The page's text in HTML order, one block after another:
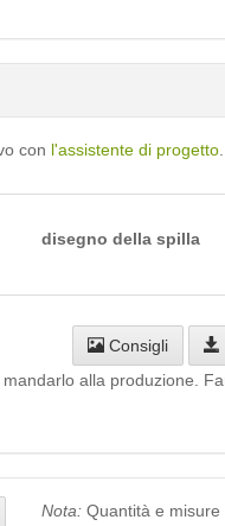
con l'assistente di progetto.
disegno della spilla
Consigli
alla produzione.
Nota:Quantità e misure